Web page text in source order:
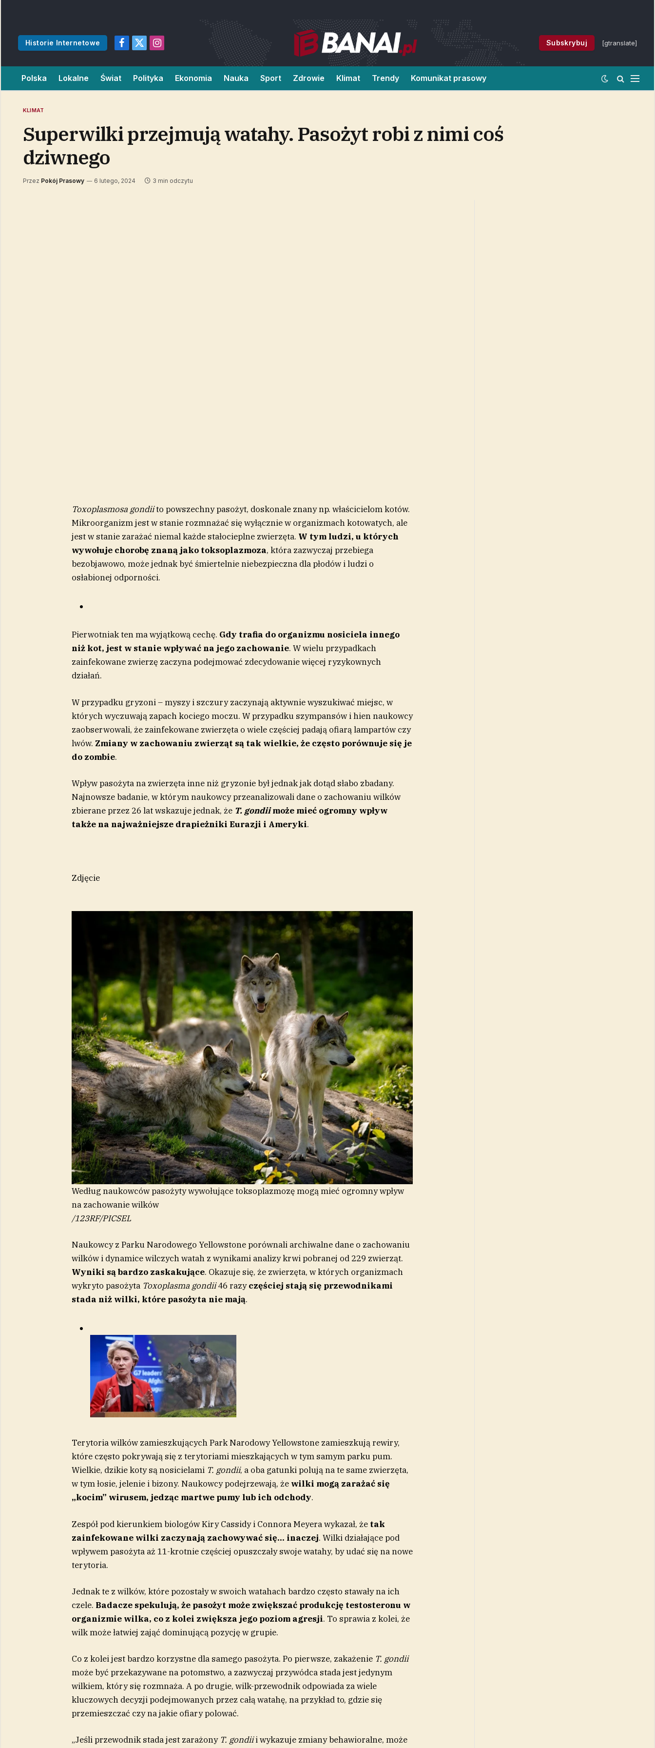
Historie Internetowe
Facebook
X
Instagram
Subskrybuj [gtranslate]
Polska Lokalne Świat Polityka Ekonomia Nauka Sport Zdrowie Klimat Trendy Komunikat prasowy
KLIMAT
Superwilki przejmują watahy. Pasożyt robi z nimi coś
dziwnego
Przez Pokój Prasowy 6 lutego, 2024 3 min odczytu
Toxoplasmosa gondiito powszechny pasożyt, doskonale znany np. właścicielom kotów.
Mikroorganizm jest w stanie rozmnażać się wyłącznie w organizmach kotowatych, ale
jest w stanie zarażać niemal każde stałocieplne zwierzęta. W tym ludzi, u których
wywołuje chorobę znaną jako toksoplazmoza, która zazwyczaj przebiega
bezobjawowo, może jednak być śmiertelnie niebezpieczna dla płodów i ludzi o
osłabionej odporności.
Pierwotniak ten ma wyjątkową cechę. Gdy trafia do organizmu nosiciela innego
niż kot, jest w stanie wpływać na jego zachowanie. W wielu przypadkach
zainfekowane zwierzę zaczyna podejmować zdecydowanie więcej ryzykownych
działań.
W przypadku gryzoni – myszy i szczury zaczynają aktywnie wyszukiwać miejsc, w
których wyczuwają zapach kociego moczu. W przypadku szympansów i hien naukowcy
zaobserwowali, że zainfekowane zwierzęta o wiele częściej padają ofiarą lampartów czy
lwów. Zmiany w zachowaniu zwierząt są tak wielkie, że często porównuje się je
do zombie.
Wpływ pasożyta na zwierzęta inne niż gryzonie był jednak jak dotąd słabo zbadany.
Najnowsze badanie, w którym naukowcy przeanalizowali dane o zachowaniu wilków
zbierane przez 26 lat wskazuje jednak, że T. gondiimoże mieć ogromny wpływ
także na najważniejsze drapieżniki Eurazji i Ameryki.
Zdjęcie
Według naukowców pasożyty wywołujące toksoplazmozę mogą mieć ogromny wpływ
na zachowanie wilków
/123RF/PICSEL
Naukowcy z Parku Narodowego Yellowstone porównali archiwalne dane o zachowaniu
wilków i dynamice wilczych watah z wynikami analizy krwi pobranej od 229 zwierząt.
Wyniki są bardzo zaskakujące. Okazuje się, że zwierzęta, w których organizmach
wykryto pasożyta Toxoplasma gondii46 razyczęściej stają się przewodnikami
stada niż wilki, które pasożyta nie mają.
Terytoria wilków zamieszkujących Park Narodowy Yellowstone zamieszkują rewiry,
które często pokrywają się z terytoriami mieszkających w tym samym parku pum.
Wielkie, dzikie koty są nosicielami T. gondii, a oba gatunki polują na te same zwierzęta,
w tym łosie, jelenie i bizony. Naukowcy podejrzewają, że wilki mogą zarażać się
„kocim” wirusem, jedząc martwe pumy lub ich odchody.
Zespół pod kierunkiem biologów Kiry Cassidy i Connora Meyera wykazał, że tak
zainfekowane wilki zaczynają zachowywać się… inaczej. Wilki działające pod
wpływem pasożyta aż 11-krotnie częściej opuszczały swoje watahy, by udać się na nowe
terytoria.
Jednak te z wilków, które pozostały w swoich watahach bardzo często stawały na ich
czele. Badacze spekulują, że pasożyt może zwiększać produkcję testosteronu w
organizmie wilka, co z kolei zwiększa jego poziom agresji. To sprawia z kolei, że
wilk może łatwiej zająć dominującą pozycję w grupie.
Co z kolei jest bardzo korzystne dla samego pasożyta. Po pierwsze, zakażenie T. gondii
może być przekazywane na potomstwo, a zazwyczaj przywódca stada jest jedynym
wilkiem, który się rozmnaża. A po drugie, wilk-przewodnik odpowiada za wiele
kluczowych decyzji podejmowanych przez całą watahę, na przykład to, gdzie się
przemieszczać czy na jakie ofiary polować.
„Jeśli przewodnik stada jest zarażony T. gondiii wykazuje zmiany behawioralne, może